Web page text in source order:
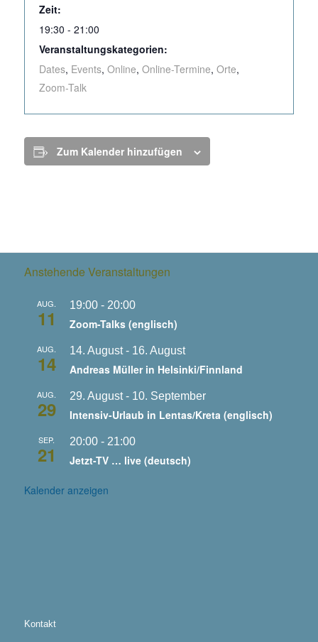
Zeit:
19:30 - 21:00
Veranstaltungskategorien:
Dates, Events, Online, Online-Termine, Orte,
Zoom-Talk
Zum Kalender hinzufügen
Anstehende Veranstaltungen
AUG.
11
19:00- 20:00
Zoom-Talks (englisch)
AUG.
14
14. August- 16. August
Andreas Müller in Helsinki/Finnland
AUG.
29
29. August- 10. September
Intensiv-Urlaub in Lentas/Kreta (englisch)
SEP.
21
20:00- 21:00
Jetzt-TV … live (deutsch)
Kalender anzeigen
Kontakt